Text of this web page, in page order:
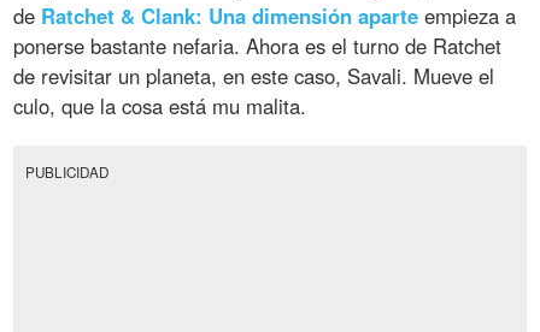
de Ratchet & Clank: Una dimensión aparte empieza a
ponerse bastante nefaria. Ahora es el turno de Ratchet
de revisitar un planeta, en este caso, Savali. Mueve el
culo, que la cosa está mu malita.
PUBLICIDAD